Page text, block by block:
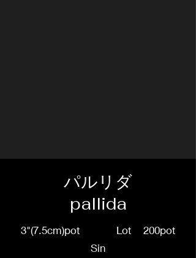
パルリダ
pallida
3"(7.5cm)pot Lot 200pot
Sin